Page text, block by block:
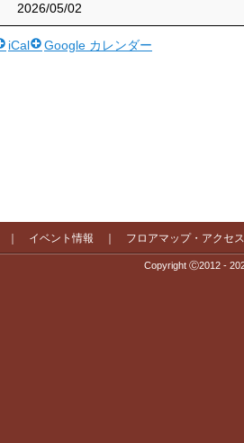
2026/05/02
iCal Google カレンダー
イベント情報 フロアマップ・アクセス
Copyright Ⓒ2012 -